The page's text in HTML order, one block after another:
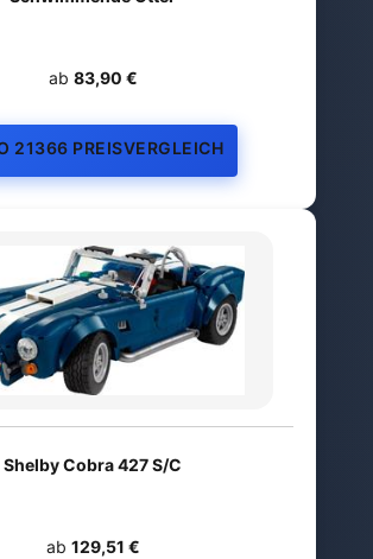
ab 83,90 €
21366 PREISVERGLEICH
Shelby Cobra 427 S/C
ab 129,51 €